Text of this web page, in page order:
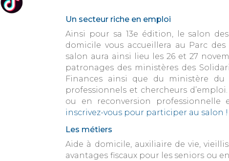
Un secteur riche en emploi
Ainsi pour sa 13e édition, le salon
domicile vous accueillera au Parc
salon aura ainsi lieu les 26 et 27
patronages des ministères des
Finances ainsi que du ministère du
professionnels et chercheurs
ou en reconversion professionnelle
inscrivez-vous pour participer au salon !
Les métiers
Aide à domicile, auxiliaire de vie,
avantages fiscaux pour les seniors ou